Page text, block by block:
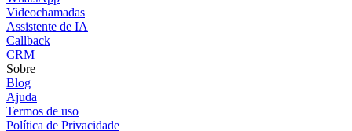
Videochamadas
Assistente de IA
Callback
CRM
Sobre
Blog
Ajuda
Termos de uso
Política de Privacidade